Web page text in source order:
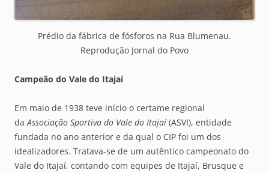
Prédio da fábrica de fósforos na Rua Blumenau.
Reprodução Jornal do Povo
Campeão do Vale do Itajaí
Em maio de 1938 teve início o certame regional
da Associação Sportiva do Vale do Itajaí(ASVI), entidade
fundada no ano anterior e da qual o CIP foi um dos
idealizadores. Tratava-se de um autêntico campeonato do
Vale do Itajaí, contando com equipes de Itajaí, Brusque e